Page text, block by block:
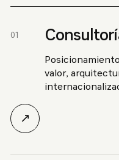
01
valor,
↗